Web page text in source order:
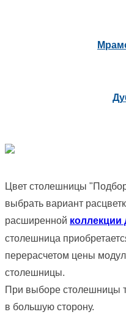
Цвет столешницы
выбрать вариант
расширенной коллекции
столешница
перерасчетом цены
столешницы.
При выборе столешницы
в большую сторону.